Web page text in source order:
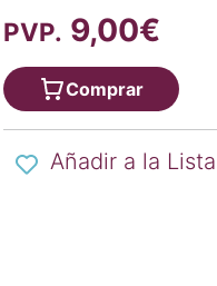
PVP. 9,00€
Comprar
Añadir a la